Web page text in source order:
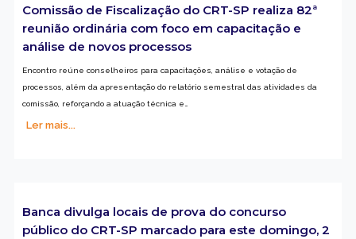
Comissão de Fiscalização do CRT-SP realiza 82ª
reunião ordinária com foco em capacitação e
análise de novos processos
Encontro reúne conselheiros para capacitações, análise e votação de
processos, além da apresentação do relatório semestral das atividades da
comissão, reforçando a atuação técnica e…
Ler mais...
Banca divulga locais de prova do concurso
público do CRT-SP marcado para este domingo, 2